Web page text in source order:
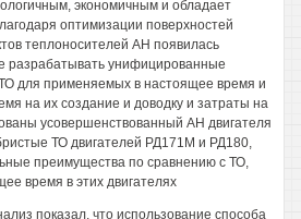
экономичным и обладает
оптимизации поверхностей
теплоносителей АН появилась
разрабатывать унифицированные
для применяемых в настоящее время и
на их создание и доводку и затраты на
усовершенствованный АН двигателя
ТО двигателей РД171М и РД180,
преимущества по сравнению с ТО,
время в этих двигателях
показал, что использование способа